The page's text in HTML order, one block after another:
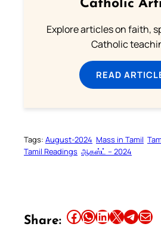
Catholic
Explore articles on faith,
Catholic
READ
Tags: August-2024 Mass in Tamil
Tamil Readings ஆகஸ்ட் – 2024
Share: Share this article on Facebook Share this article on WhatsApp Share this article on LinkedIn Share this article on X Share this article on TelegramEmail this Article